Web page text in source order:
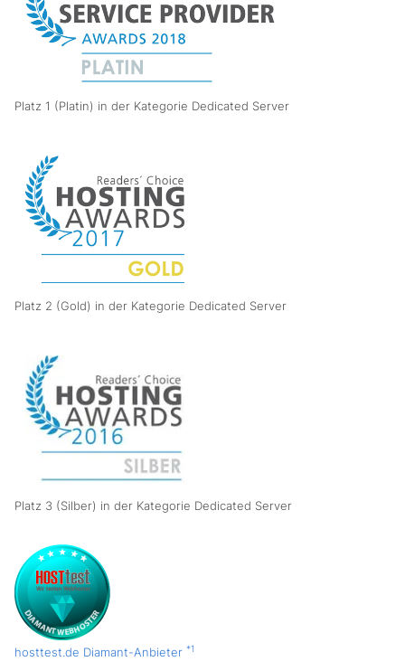
Platz 1 (Platin) in der Kategorie Dedicated Server
Platz 2 (Gold) in der Kategorie Dedicated Server
Platz 3 (Silber) in der Kategorie Dedicated Server
hosttest.de Diamant-Anbieter *1